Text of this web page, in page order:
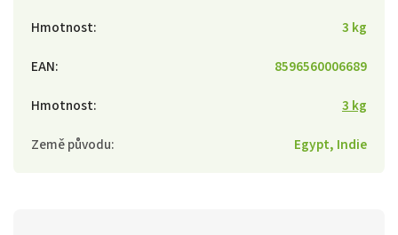
Hmotnost:
3 kg
EAN:
8596560006689
Hmotnost:
3 kg
Země původu: Egypt, Indie